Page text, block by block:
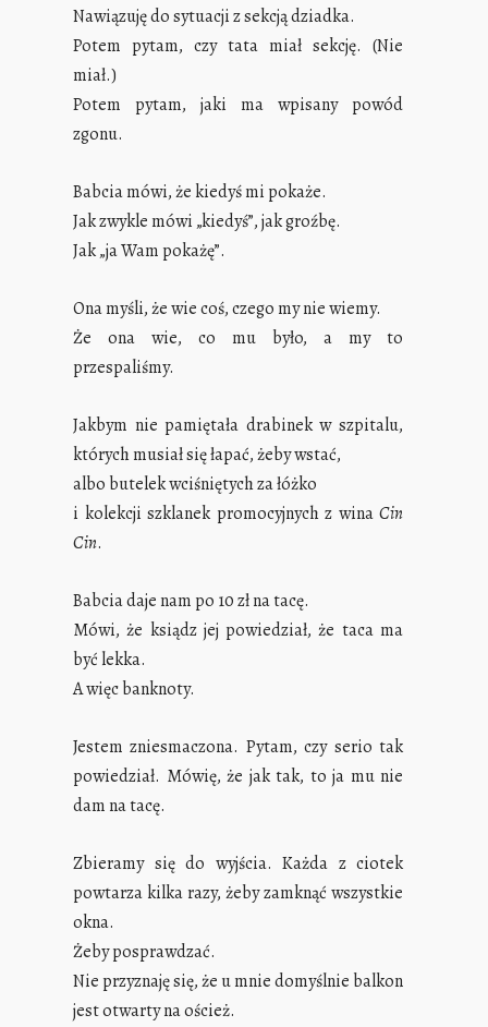
Nawiązuję do sytuacji z sekcją dziadka.
Potem pytam, czy tata miał sekcję. (Nie
miał.)
Potem pytam, jaki ma wpisany powód
zgonu.
Babcia mówi, że kiedyś mi pokaże.
Jak zwykle mówi „kiedyś”, jak groźbę.
Jak „ja Wam pokażę”.
Ona myśli, że wie coś, czego my nie wiemy.
Że ona wie, co mu było, a my to
przespaliśmy.
Jakbym nie pamiętała drabinek w szpitalu,
których musiał się łapać, żeby wstać,
albo butelek wciśniętych za łóżko
i kolekcji szklanek promocyjnych z winaCin
Cin.
Babcia daje nam po 10 zł na tacę.
Mówi, że ksiądz jej powiedział, że taca ma
być lekka.
A więc banknoty.
Jestem zniesmaczona. Pytam, czy serio tak
powiedział. Mówię, że jak tak, to ja mu nie
dam na tacę.
Zbieramy się do wyjścia. Każda z ciotek
powtarza kilka razy, żeby zamknąć wszystkie
okna.
Żeby posprawdzać.
Nie przyznaję się, że u mnie domyślnie balkon
jest otwarty na oścież.